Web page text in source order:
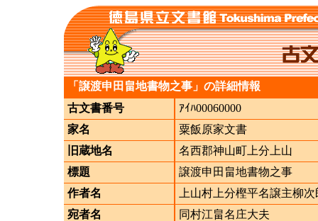
「譲渡申田畠地書物之事」の詳細情報
古文書番号
ｱｲﾊ00060000
家名
粟飯原家文書
旧蔵地名
名西郡神山町上分上山
標題
譲渡申田畠地書物之事
作者名
上山村上分樫平名譲主柳
宛者名
同村江畠名庄大夫